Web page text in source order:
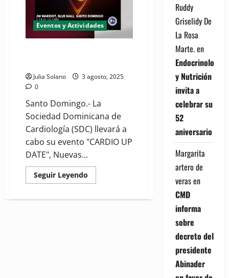
Eventos y Actividades
Julia Solano
3 agosto, 2025
0
Santo Domingo.- La
Sociedad Dominicana de
Cardiología (SDC) llevará a
cabo su evento "CARDIO UP
DATE", Nuevas...
Seguir Leyendo
more
llevará
Ruddy
Griselidy De
La Rosa
Marte.en
Endocrinología
y Nutrición
invita a
celebrar su
52
aniversario
Margarita
artero de
verasen
CMD
informa
sobre
decreto del
presidente
Abinader